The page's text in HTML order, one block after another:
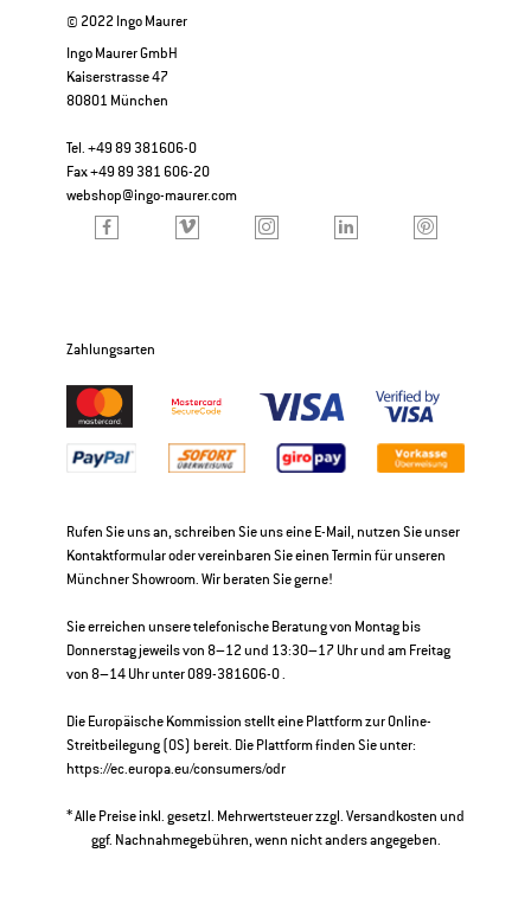
© 2022 Ingo Maurer
Ingo Maurer GmbH
Kaiserstrasse 47
80801 München
Tel. +49 89 381606-0
Fax +49 89 381 606-20
webshop@ingo-maurer.com
Zahlungsarten
Rufen Sie uns an, schreiben Sie uns eine E-Mail, nutzen Sie unser
Kontaktformular oder vereinbaren Sie einen Termin für unseren
Münchner Showroom. Wir beraten Sie gerne!
Sie erreichen unsere telefonische Beratung von Montag bis
Donnerstag jeweils von 8–12 und 13:30–17 Uhr und am Freitag
von 8–14 Uhr unter 089-381606-0 .
Die Europäische Kommission stellt eine Plattform zur Online-
Streitbeilegung (OS) bereit. Die Plattform finden Sie unter:
https://ec.europa.eu/consumers/odr
* Alle Preise inkl. gesetzl. Mehrwertsteuer zzgl.Versandkostenund
ggf. Nachnahmegebühren, wenn nicht anders angegeben.